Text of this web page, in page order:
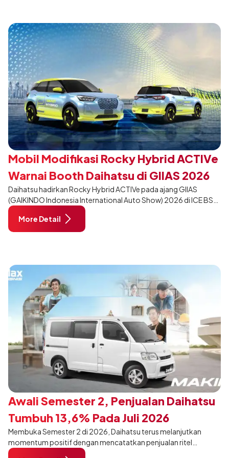
menjadi ciri khas Terios.
Mobil Modifikasi Rocky Hybrid ACTIVe
Warnai Booth Daihatsu di GIIAS 2026
Daihatsu hadirkan Rocky Hybrid ACTIVe pada ajang GIIAS
(GAIKINDO Indonesia International Auto Show) 2026 di ICE BSD
City, Tangerang. Terdapat 2 unit Rocky Hybrid yang
dimodifikasi untuk menghadirkan sarana inspirasi bagi
pengunjung mendukung gaya hidup yang aktif.
More Detail
Awali Semester 2, Penjualan Daihatsu
Tumbuh 13,6% Pada Juli 2026
Membuka Semester 2 di 2026, Daihatsu terus melanjutkan
momentum positif dengan mencatatkan penjualan ritel
sebanyak 12.750 unit pada Juli 2026. Capaian tersebut tumbuh